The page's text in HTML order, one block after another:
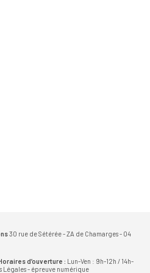
30 rue de Sétérée - ZA de Chamarges - 04
d’ouverture : Lun-Ven : 9h-12h / 14h-
Légales- épreuve numérique